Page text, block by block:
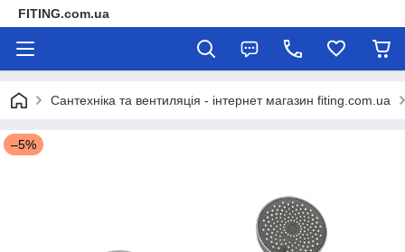
FITING.com.ua
Сантехніка та вентиляція - інтернет магазин fiting.com.ua
–5%